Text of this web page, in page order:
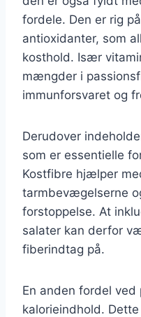
fordele. Den er rig
antioxidanter, som
kosthold. Især
mængder i
immunforsvaret og
Derudover
som er essentielle
Kostfibre hjælper
tarmbevægelserne
forstoppelse. At
salater kan derfor
fiberindtag på.
En anden fordel
kalorieindhold.